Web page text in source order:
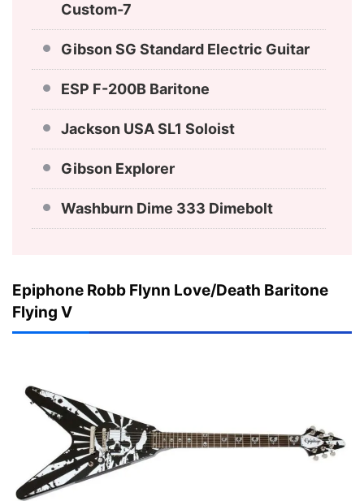
Custom-7
Gibson SG Standard Electric Guitar
ESP F-200B Baritone
Jackson USA SL1 Soloist
Gibson Explorer
Washburn Dime 333 Dimebolt
Epiphone Robb Flynn Love/Death Baritone
Flying V